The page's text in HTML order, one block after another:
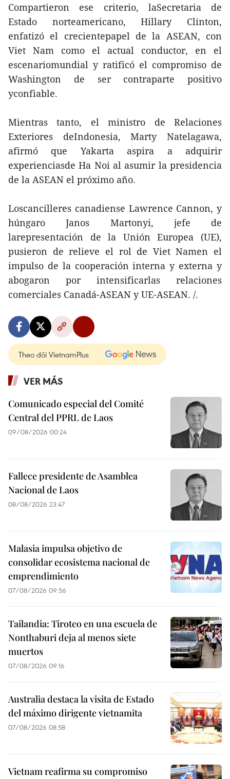
Compartieron ese criterio, laSecretaria de
Estado norteamericano, Hillary Clinton,
enfatizó el crecientepapel de la ASEAN, con
Viet Nam como el actual conductor, en el
escenariomundial y ratificó el compromiso de
Washington de ser contraparte positivo
yconfiable.
Mientras tanto, el ministro de Relaciones
Exteriores deIndonesia, Marty Natelagawa,
afirmó que Yakarta aspira a adquirir
experienciasde Ha Noi al asumir la presidencia
de la ASEAN el próximo año.
Loscancilleres canadiense Lawrence Cannon, y
húngaro Janos Martonyi, jefe de
larepresentación de la Unión Europea (UE),
pusieron de relieve el rol de Viet Namen el
impulso de la cooperación interna y externa y
abogaron por intensificarlas relaciones
comerciales Canadá-ASEAN y UE-ASEAN. /.
Theo dõi VietnamPlus
VER MÁS
Comunicado especial del Comité
Central del PPRL de Laos
09/08/2026 00:24
Fallece presidente de Asamblea
Nacional de Laos
08/08/2026 23:47
Malasia impulsa objetivo de
consolidar ecosistema nacional de
emprendimiento
07/08/2026 09:56
Tailandia: Tiroteo en una escuela de
Nonthaburi deja al menos siete
muertos
07/08/2026 09:16
Australia destaca la visita de Estado
del máximo dirigente vietnamita
07/08/2026 08:58
Vietnam reafirma su compromiso